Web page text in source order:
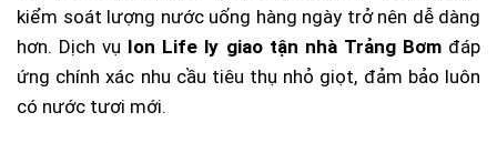
kiểm soát lượng nước uống hàng ngày trở nên dễ dàng
hơn. Dịch vụ Ion Life ly giao tận nhà Trảng Bơmđáp
ứng chính xác nhu cầu tiêu thụ nhỏ giọt, đảm bảo luôn
có nước tươi mới.